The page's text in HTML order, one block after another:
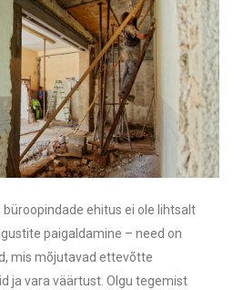
ehitus ei ole lihtsalt
paigaldamine – need on
mis mõjutavad ettevõtte
ja vara väärtust. Olgu tegemist